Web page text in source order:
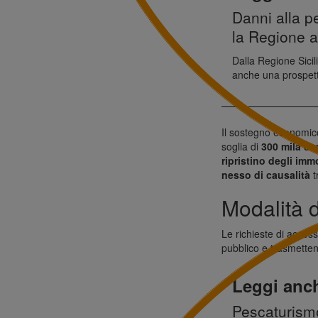
Danni alla
la Regione
Dalla Regione
anche una
Il sostegno
soglia di 300 mila
ripristino degli
nesso di causalità
Modalità
Le richieste di
pubblico e
Leggi